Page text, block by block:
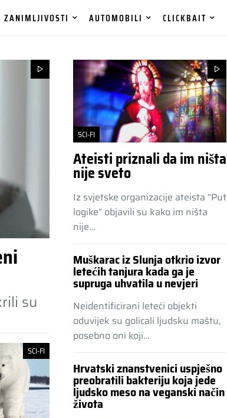
ZANIMLJIVOSTI AUTOMOBILI CLICKBAIT
su
SCI-FI
SCI-FI
Ateisti priznali da im ništa
nije sveto
Iz svjetske organizacije ateista “Put
logike” objavili su kako im ništa
nije…
Muškarac iz Slunja otkrio izvor
letećih tanjura kada ga je
supruga uhvatila u nevjeri
Neidentificirani leteći objekti
oduvijek su golicali ljudsku maštu,
posebno oni koji…
Hrvatski znanstvenici uspješno
preobratili bakteriju koja jede
ljudsko meso na veganski način
života